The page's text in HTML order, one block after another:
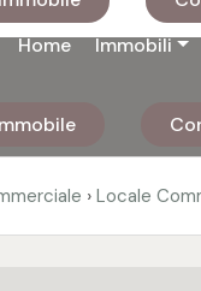
Home Immobili
› Locale